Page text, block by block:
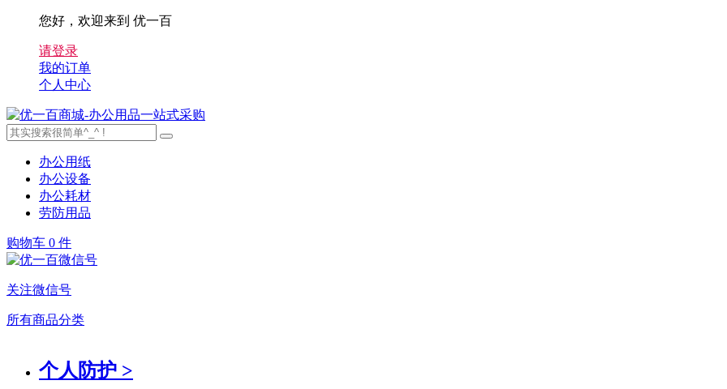
您好，欢迎来到 优一百
请登录
我的订单
个人中心
办公用纸
办公设备
办公耗材
劳防用品
购物车 0 件
关注微信号
所有商品分类
个人防护 >